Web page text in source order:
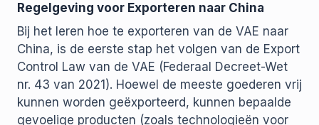
Regelgeving voor Exporteren naar China
Bij het leren hoe te exporteren van de VAE naar
China, is de eerste stap het volgen van de Export
Control Law van de VAE (Federaal Decreet-Wet
nr. 43 van 2021). Hoewel de meeste goederen vrij
kunnen worden geëxporteerd, kunnen bepaalde
gevoelige producten (zoals technologieën voor